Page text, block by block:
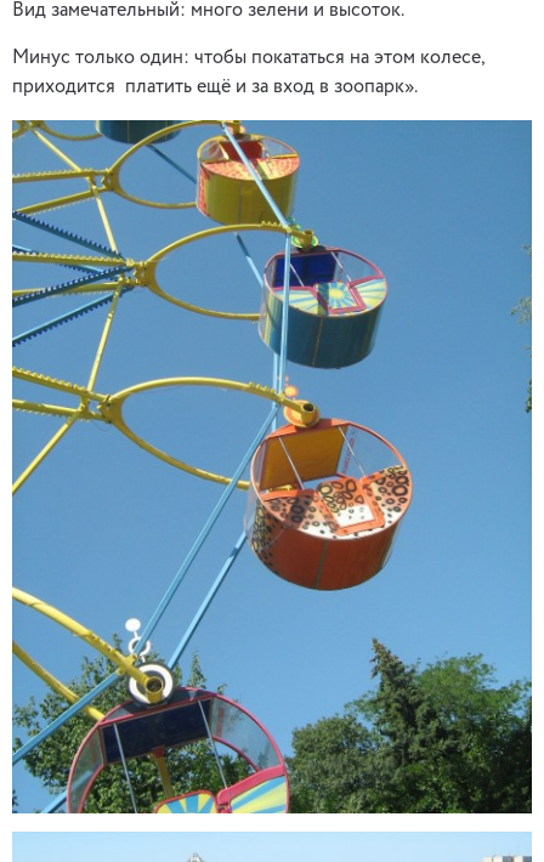
Вид замечательный: много зелени и высоток.
Минус только один: чтобы покататься на этом колесе,
приходится платить ещё и за вход в зоопарк».